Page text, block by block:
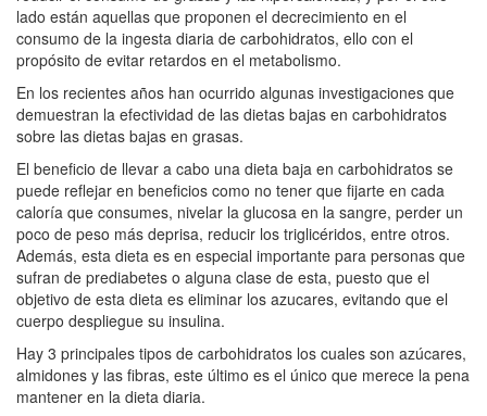
lado están aquellas que proponen el decrecimiento en el
consumo de la ingesta diaria de carbohidratos, ello con el
propósito de evitar retardos en el metabolismo.
En los recientes años han ocurrido algunas investigaciones que
demuestran la efectividad de las dietas bajas en carbohidratos
sobre las dietas bajas en grasas.
El beneficio de llevar a cabo una dieta baja en carbohidratos se
puede reflejar en beneficios como no tener que fijarte en cada
caloría que consumes, nivelar la glucosa en la sangre, perder un
poco de peso más deprisa, reducir los triglicéridos, entre otros.
Además, esta dieta es en especial importante para personas que
sufran de prediabetes o alguna clase de esta, puesto que el
objetivo de esta dieta es eliminar los azucares, evitando que el
cuerpo despliegue su insulina.
Hay 3 principales tipos de carbohidratos los cuales son azúcares,
almidones y las fibras, este último es el único que merece la pena
mantener en la dieta diaria.